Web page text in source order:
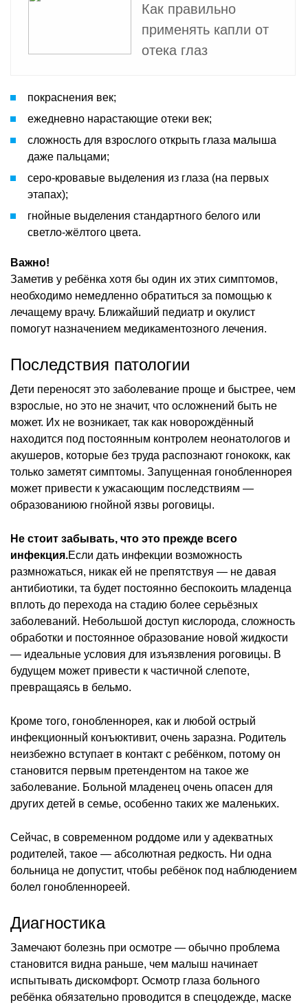
Как правильно
применять капли от
отека глаз
покраснения век;
ежедневно нарастающие отеки век;
сложность для взрослого открыть глаза малыша
даже пальцами;
серо-кровавые выделения из глаза (на первых
этапах);
гнойные выделения стандартного белого или
светло-жёлтого цвета.
Важно!
Заметив у ребёнка хотя бы один их этих симптомов,
необходимо немедленно обратиться за помощью к
лечащему врачу. Ближайший педиатр и окулист
помогут назначением медикаментозного лечения.
Последствия патологии
Дети переносят это заболевание проще и быстрее, чем
взрослые, но это не значит, что осложнений быть не
может. Их не возникает, так как новорождённый
находится под постоянным контролем неонатологов и
акушеров, которые без труда распознают гонококк, как
только заметят симптомы. Запущенная гонобленнорея
может привести к ужасающим последствиям —
образованиюю гнойной язвы роговицы.
Не стоит забывать, что это прежде всего
инфекция.Если дать инфекции возможность
размножаться, никак ей не препятствуя — не давая
антибиотики, та будет постоянно беспокоить младенца
вплоть до перехода на стадию более серьёзных
заболеваний. Небольшой доступ кислорода, сложность
обработки и постоянное образование новой жидкости
— идеальные условия для изъязвления роговицы. В
будущем может привести к частичной слепоте,
превращаясь в бельмо.
Кроме того, гонобленнорея, как и любой острый
инфекционный конъюктивит, очень заразна. Родитель
неизбежно вступает в контакт с ребёнком, потому он
становится первым претендентом на такое же
заболевание. Больной младенец очень опасен для
других детей в семье, особенно таких же маленьких.
Сейчас, в современном роддоме или у адекватных
родителей, такое — абсолютная редкость. Ни одна
больница не допустит, чтобы ребёнок под наблюдением
болел гонобленнореей.
Диагностика
Замечают болезнь при осмотре — обычно проблема
становится видна раньше, чем малыш начинает
испытывать дискомфорт. Осмотр глаза больного
ребёнка обязательно проводится в спецодежде, маске